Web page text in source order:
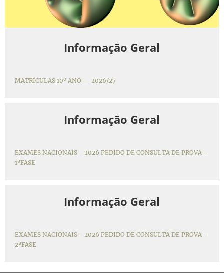
Informação Geral
MATRÍCULAS 10º ANO — 2026/27
Informação Geral
EXAMES NACIONAIS - 2026 PEDIDO DE CONSULTA DE PROVA –
1ªFASE
Informação Geral
EXAMES NACIONAIS - 2026 PEDIDO DE CONSULTA DE PROVA –
2ªFASE